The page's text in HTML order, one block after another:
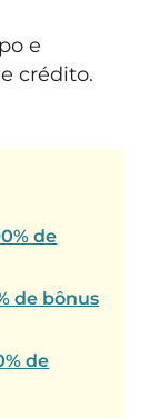
e
crédito.
de
de bônus
de